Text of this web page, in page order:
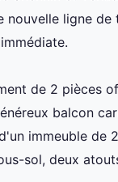
nouvelle ligne de
de 2 pièces
balcon
immeuble de
sol, deux